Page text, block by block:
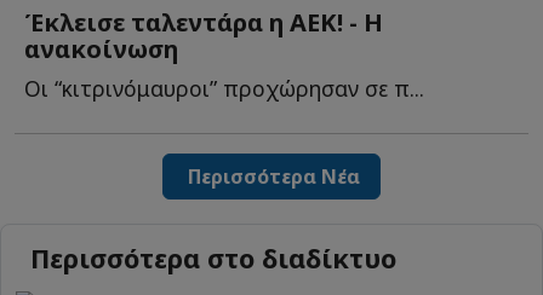
Έκλεισε ταλεντάρα η ΑΕΚ! - Η
ανακοίνωση
Οι “κιτρινόμαυροι” προχώρησαν σε π...
Περισσότερα Νέα
Περισσότερα στο διαδίκτυο